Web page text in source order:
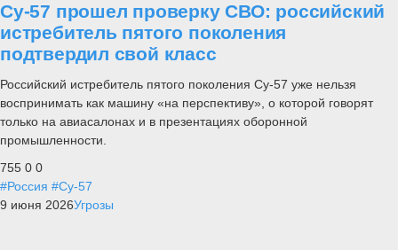
Су-57 прошел проверку СВО: российский
истребитель пятого поколения
подтвердил свой класс
Российский истребитель пятого поколения Су-57 уже нельзя
воспринимать как машину «на перспективу», о которой говорят
только на авиасалонах и в презентациях оборонной
промышленности.
755 0 0
#Россия #Су-57
9 июня 2026Угрозы